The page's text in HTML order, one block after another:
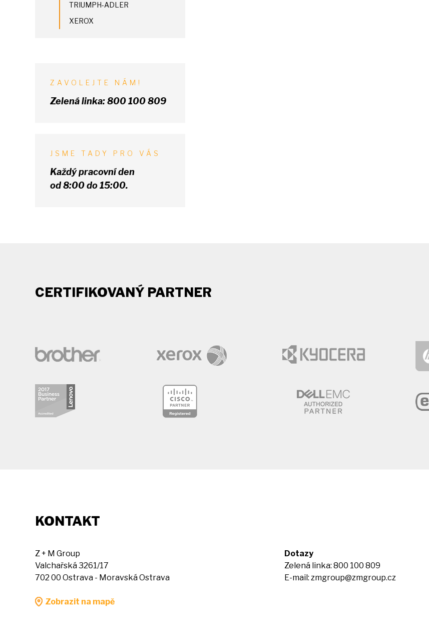
TRIUMPH-ADLER
XEROX
ZAVOLEJTE NÁM!
Zelená linka:800 100 809
JSME TADY PRO VÁS
Každý pracovní den
od 8:00 do 15:00.
CERTIFIKOVANÝ PARTNER
KONTAKT
Z + M Group
Valchařská 3261/17
702 00 Ostrava - Moravská Ostrava
Zobrazit na mapě
Dotazy
Zelená linka: 800 100 809
E-mail: zmgroup@zmgroup.cz